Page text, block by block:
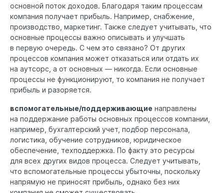
основной поток доходов. Благодаря таким процессам
компания получает прибыль. Например, снабжение,
производство, маркетинг. Также следует учитывать, что
основные процессы важно описывать и улучшать
в первую очередь. С чем это связано? От других
процессов компания может отказаться или отдать их
на аутсорс, а от основных — никогда. Если основные
процессы не функционируют, то компания не получает
прибыль и разоряется.
вспомогательные/поддерживающие направлены
на поддержание работы основных процессов компании,
например, бухгалтерский учет, подбор персонала,
логистика, обучение сотрудников, юридическое
обеспечение, техподдержка. По факту это ресурсы
для всех других видов процесса. Следует учитывать,
что вспомогательные процессы убыточны, поскольку
напрямую не приносят прибыль, однако без них